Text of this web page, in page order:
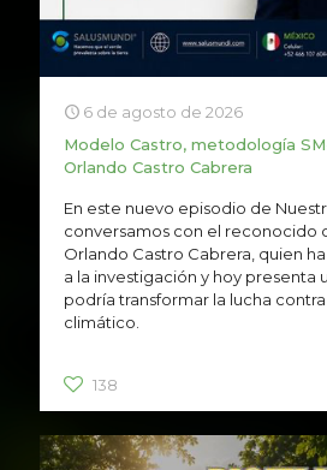
6 de agosto de 2026
Modelo Castro, metodología
Orlando Castro Cabrera
En este nuevo episodio de
conversamos con el reconocido
Orlando Castro Cabrera, quien
a la investigación y hoy presenta
podría transformar la lucha
climático.
138